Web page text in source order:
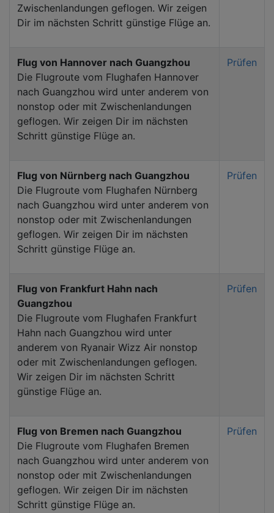
Zwischenlandungen geflogen. Wir zeigen
Dir im nächsten Schritt günstige Flüge an.
Flug von Hannover nach Guangzhou
Die Flugroute vom Flughafen Hannover
nach Guangzhou wird unter anderem von
nonstop oder mit Zwischenlandungen
geflogen. Wir zeigen Dir im nächsten
Schritt günstige Flüge an.
Prüfen
Flug von Nürnberg nach Guangzhou
Die Flugroute vom Flughafen Nürnberg
nach Guangzhou wird unter anderem von
nonstop oder mit Zwischenlandungen
geflogen. Wir zeigen Dir im nächsten
Schritt günstige Flüge an.
Prüfen
Flug von Frankfurt Hahn nach
Guangzhou
Die Flugroute vom Flughafen Frankfurt
Hahn nach Guangzhou wird unter
anderem von Ryanair Wizz Air nonstop
oder mit Zwischenlandungen geflogen.
Wir zeigen Dir im nächsten Schritt
günstige Flüge an.
Prüfen
Flug von Bremen nach Guangzhou
Die Flugroute vom Flughafen Bremen
nach Guangzhou wird unter anderem von
nonstop oder mit Zwischenlandungen
geflogen. Wir zeigen Dir im nächsten
Schritt günstige Flüge an.
Prüfen